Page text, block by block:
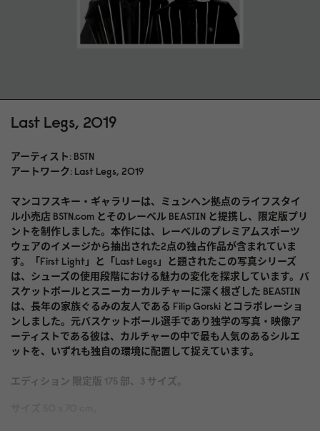
発送 各ファインアートプリントはお客様のご要望に応じて特別に
製作されます。発送までに最大 14 日ほどかかります
Last Legs, 2019
アーティスト: BSTN
アートワーク: Last Legs, 2019
マンコフスキー・ギャラリーは、ミュンヘン拠点のライフスタイ
ル小売店 BSTN.com とそのレーベル BEASTIN と提携し、限定版プリ
ントを制作しました。本作には、レーベルのプレミアムスポーツ
ウェアのイメージから抽出された2点の独占作品が含まれていま
す。「First Light」と「Last Legs」と題されたこの写真シリーズ
は、シューズの使用段階における魅力の変化を探求しています。バ
スケットボールとスニーカーカルチャーに深く根ざした BEASTIN
は、長年の家族ぐるみの友人である Filip Gorski とコラボレーショ
ンしました。元バスケットボール選手であり独学の写真・映像ア
ーティストである彼は、カルチャーの中で最も人気のあるシルエ
ットを、いずれも独自の環境に配置して捉えています。
エディション 限定版 175 部、3 サイズ。